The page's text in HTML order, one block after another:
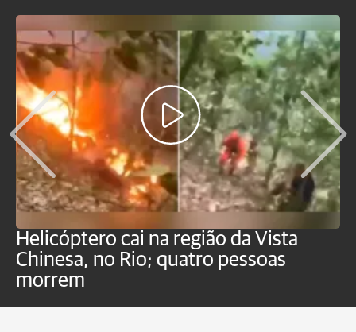
Helicóptero cai na região da Vista
Chinesa, no Rio; quatro pessoas
morrem